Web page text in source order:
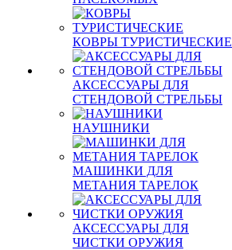
КОВРЫ ТУРИСТИЧЕСКИЕ
АКСЕССУАРЫ ДЛЯ
СТЕНДОВОЙ СТРЕЛЬБЫ
НАУШНИКИ
МАШИНКИ ДЛЯ
МЕТАНИЯ ТАРЕЛОК
АКСЕССУАРЫ ДЛЯ
ЧИСТКИ ОРУЖИЯ